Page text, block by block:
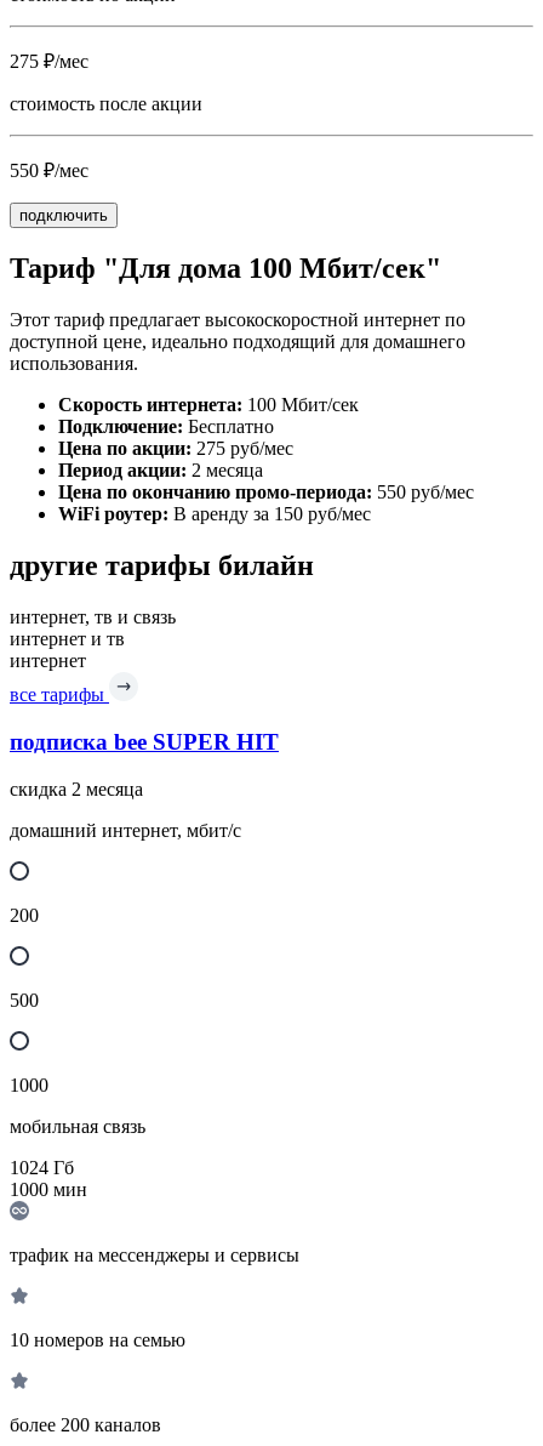
275 ₽/мес
стоимость после акции
550 ₽/мес
подключить
Тариф "Для дома 100 Мбит/сек"
Этот тариф предлагает высокоскоростной интернет по
доступной цене, идеально подходящий для домашнего
использования.
Скорость интернета: 100 Мбит/сек
Подключение: Бесплатно
Цена по акции: 275 руб/мес
Период акции: 2 месяца
Цена по окончанию промо-периода: 550 руб/мес
WiFi роутер: В аренду за 150 руб/мес
другие тарифы билайн
интернет, тв и связь
интернет и тв
интернет
все тарифы
подписка bee SUPER HIT
скидка 2 месяца
домашний интернет, мбит/с
200
500
1000
мобильная связь
1024 Гб
1000 мин
трафик на мессенджеры и сервисы
10 номеров на семью
более 200 каналов